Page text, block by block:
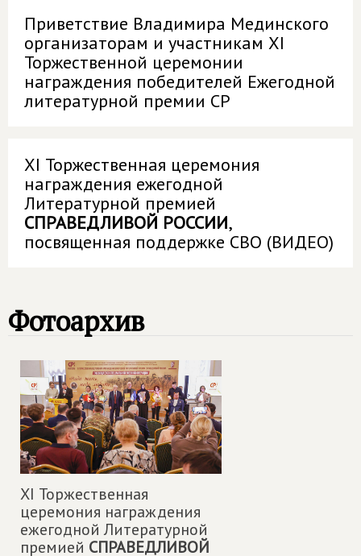
Приветствие Владимира Мединского
организаторам и участникам XI
Торжественной церемонии
награждения победителей Ежегодной
литературной премии СР
XI Торжественная церемония
награждения ежегодной
Литературной премией
СПРАВЕДЛИВОЙ РОССИИ,
посвященная поддержке СВО (ВИДЕО)
Фотоархив
XI Торжественная
церемония награждения
ежегодной Литературной
премией СПРАВЕДЛИВОЙ